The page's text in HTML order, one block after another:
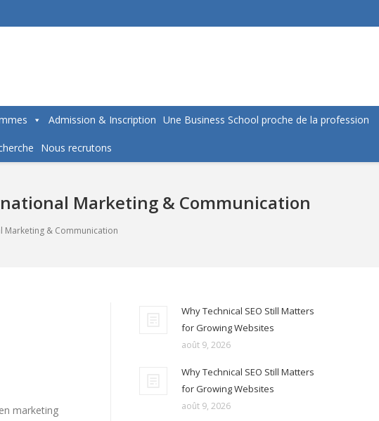
Admission & Inscription Une Business School proche de la profession
Nous recrutons
Marketing & Communication
Marketing & Communication
marketing
Why Technical SEO Still Matters
for Growing Websites
août 9, 2026
Why Technical SEO Still Matters
for Growing Websites
août 9, 2026